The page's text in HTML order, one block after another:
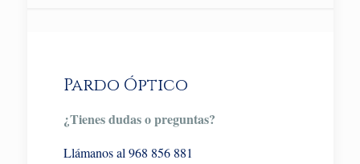
Pardo Óptico
¿Tienes dudas o preguntas?
Llámanos al 968 856 881